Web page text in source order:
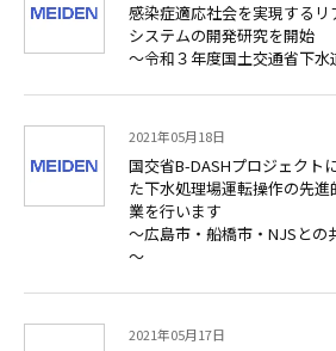
感染症適応社会を実現する
システムの開発研究を開始
～令和３年度国土交通省下
2021年05月18日
国交省B-DASHプロジェク
た下水処理場運転操作の先
業を行います
～広島市・船橋市・NJSとの
～
2021年05月17日